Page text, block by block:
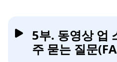
5부. 동영상 업
주 묻는 질문